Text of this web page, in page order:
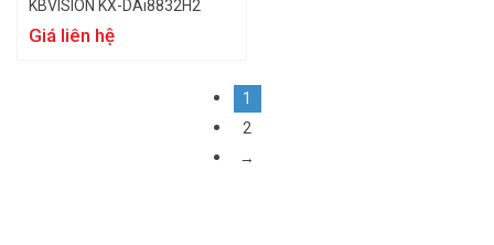
KBVISION KX-DAi8832H2
Giá liên hệ
1
2
→